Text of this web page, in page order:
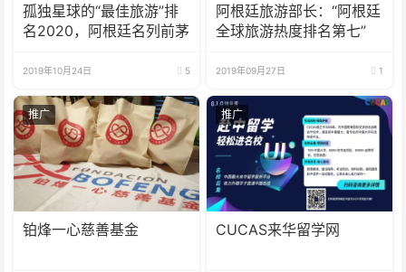
孤独星球的“最佳旅游”排
名2020，阿根廷名列前茅
2019年10月24日 5
阿根廷旅游部长：“阿根廷
全球旅游热度排名第七”
2019年09月27日 1
推广
铂烽一心慈善基金
推广
CUCAS来华留学网